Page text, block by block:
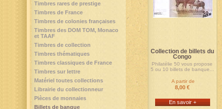
Collection de billets du
Congo
Philatélie 50 vous propose
5 ou 10 billets de banque...
A partir de
8,00 €
En savoir +
Timbres rares de prestige
Timbres de France
Timbres de colonies françaises
Timbres des DOM TOM, Monaco
et TAAF
Timbres de collection
Timbres thématiques
Timbres classiques de France
Timbres sur lettre
Matériel toutes collections
Librairie du collectionneur
Pièces de monnaies
Billets de banque